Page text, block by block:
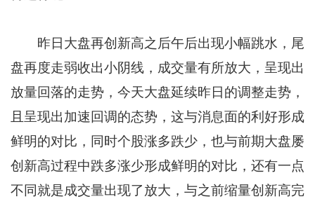
昨日大盘再创新高之后午后出现小幅跳水，尾
盘再度走弱收出小阴线，成交量有所放大，呈现出
放量回落的走势，今天大盘延续昨日的调整走势，
且呈现出加速回调的态势，这与消息面的利好形成
鲜明的对比，同时个股涨多跌少，也与前期大盘屡
创新高过程中跌多涨少形成鲜明的对比，还有一点
不同就是成交量出现了放大，与之前缩量创新高完